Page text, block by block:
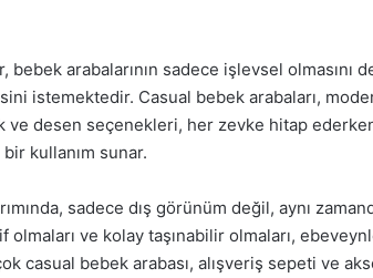
arabalarının sadece işlevsel olmasını
istemektedir. Casual bebek arabaları,
ve desen seçenekleri, her zevke hitap
kullanım sunar.
sadece dış görünüm değil, aynı
olmaları ve kolay taşınabilir olmaları,
casual bebek arabası, alışveriş sepeti ve